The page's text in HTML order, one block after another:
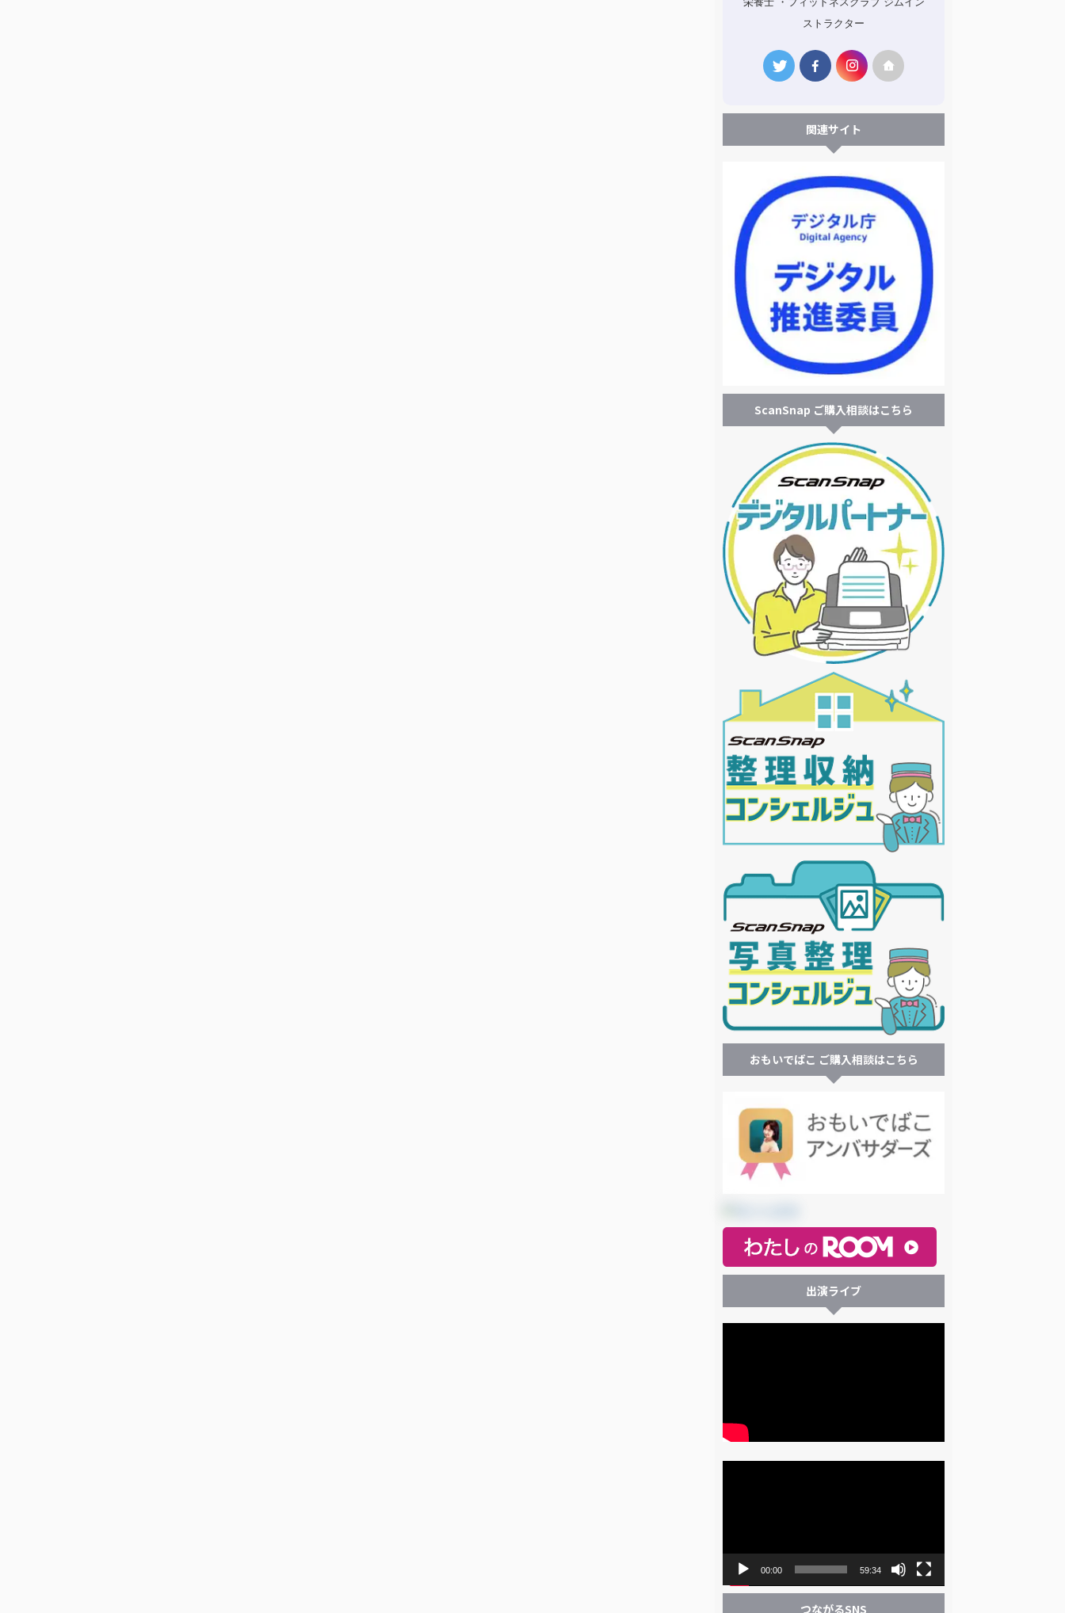
ストラクター
関連サイト
ScanSnap ご購入相談はこちら
おもいでばこ ご購入相談はこちら
出演ライブ
ヤ
00:00 59:34
つながるSNS